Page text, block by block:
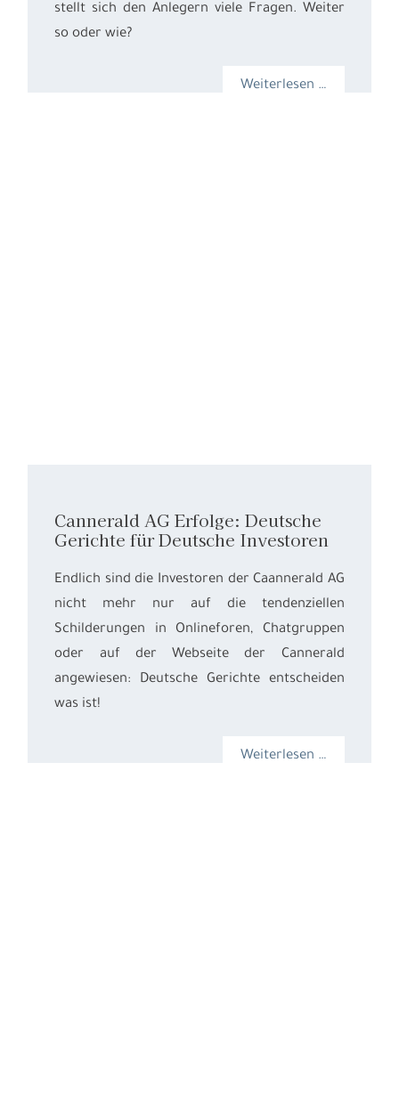
stellt sich den Anlegern viele Fragen. Weiter
so oder wie?
Weiterlesen …
Cannerald AG Erfolge: Deutsche
Gerichte für Deutsche Investoren
Endlich sind die Investoren der Caannerald AG
nicht mehr nur auf die tendenziellen
Schilderungen in Onlineforen, Chatgruppen
oder auf der Webseite der Cannerald
angewiesen: Deutsche Gerichte entscheiden
was ist!
Weiterlesen …